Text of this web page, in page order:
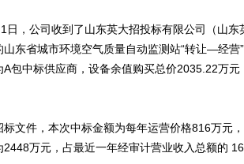
，公司收到了山东英大招投标有限公司（山东
东省城市环境空气质量自动监测站“转让—经营
包中标供应商，设备余值购买总价2035.22万
件，本次中标金额为每年运营价格816万元
万元，占最近一年经审计营业收入总额的